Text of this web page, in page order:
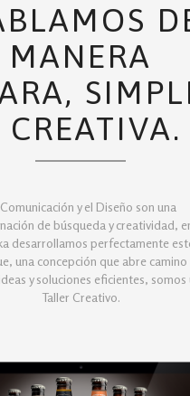
MANERA
CREATIVA.
y el Diseño son una
de búsqueda y creatividad,
desarrollamos perfectamente
una concepción que abre camino
y soluciones eficientes, somos
Taller Creativo.